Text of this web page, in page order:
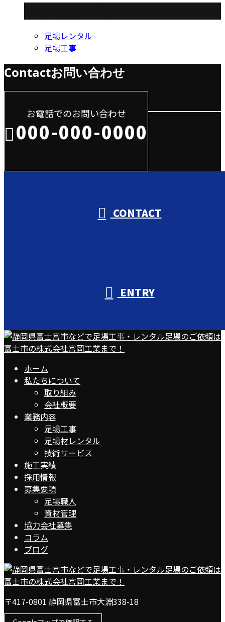
足場レンタル
足場工事
Contactお問い合わせ
お電話でのお問い合わせ
000-000-0000
CONTACT
ENTRY
ホーム
私たちについて
取り組み
会社概要
業務内容
足場工事
足場材レンタル
技術サービス
施工実績
採用情報
募集要項
足場職人
資材管理
協力会社募集
コラム
ブログ
〒417-0801 静岡県富士市大淵338-18